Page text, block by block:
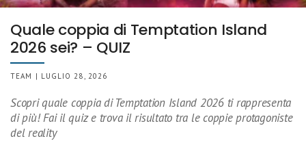
Quale coppia di Temptation Island
2026 sei? – QUIZ
TEAM | LUGLIO 28, 2026
Scopri quale coppia di Temptation Island 2026 ti rappresenta
di più! Fai il quiz e trova il risultato tra le coppie protagoniste
del reality